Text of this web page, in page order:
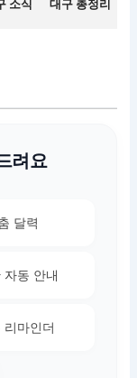
소식 대구 총정리
려요
달력
동 안내
마인더